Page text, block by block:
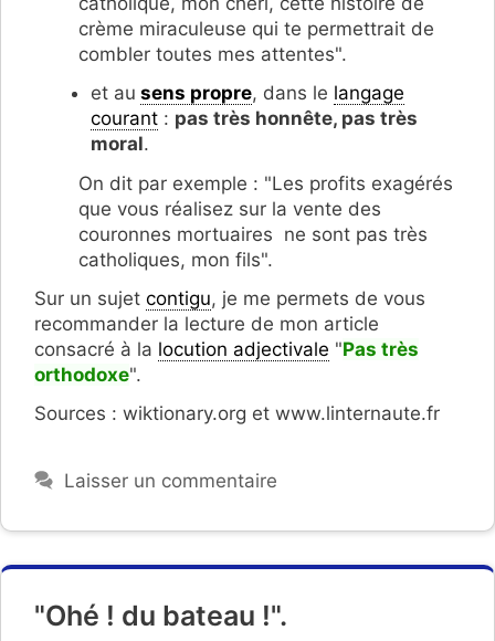
crème miraculeuse qui te permettrait de
combler toutes mes attentes".
et au sens propre, dans le langage
courant : pas très honnête, pas très
moral.
On dit par exemple : "Les profits exagérés
que vous réalisez sur la vente des
couronnes mortuaires ne sont pas très
catholiques, mon fils".
Sur un sujet contigu, je me permets de vous
recommander la lecture de mon article
consacré à la locution adjectivale "Pas très
orthodoxe".
Sources : wiktionary.org et www.linternaute.fr
Laisser un commentaire
"Ohé ! du bateau !".